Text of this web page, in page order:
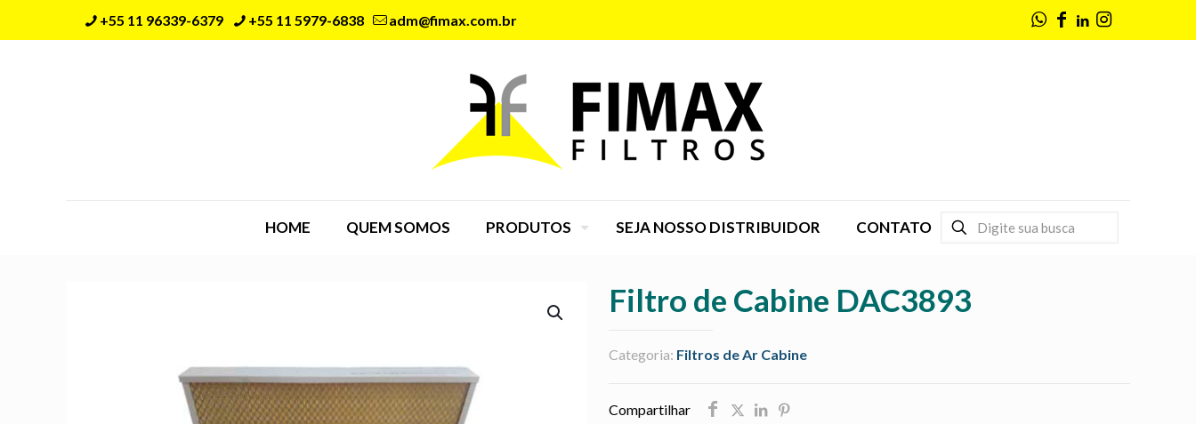
+55 11 96339-6379 +55 11 5979-6838 adm@fimax.com.br
HOME QUEM SOMOS PRODUTOS SEJA NOSSO DISTRIBUIDOR CONTATO
Filtro de Cabine DAC3893
Categoria: Filtros de Ar Cabine
Compartilhar